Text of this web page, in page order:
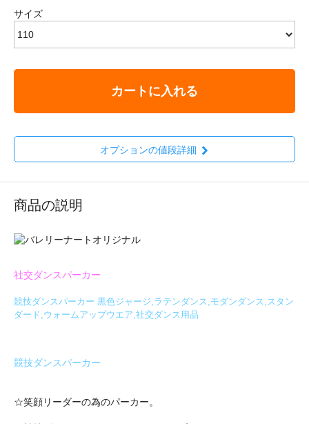
サイズ
カートに入れる
オプションの値段詳細
商品の説明
社交ダンスパーカー
競技ダンスパーカー 黒色ジャージ,ラテンダンス,モダンダンス,スタン
ダード,ウォームアップウエア,社交ダンス用品
競技ダンスパーカー
☆笑顔リーダーの為のパーカー。